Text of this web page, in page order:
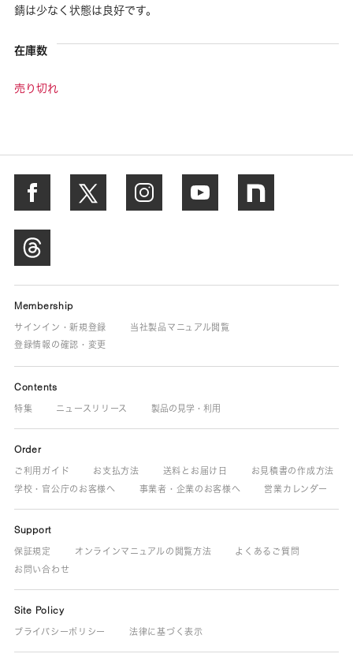
錆は少なく状態は良好です。
在庫数
売り切れ
Membership
サインイン・新規登録
当社製品マニュアル閲覧
登録情報の確認・変更
Contents
特集 ニュースリリース 製品の見学・利用
Order
ご利用ガイド お支払方法 送料とお届け日
お見積書の作成方法
学校・官公庁のお客様へ
事業者・企業のお客様へ 営業カレンダー
Support
保証規定 オンラインマニュアルの閲覧方法
よくあるご質問
お問い合わせ
Site Policy
プライバシーポリシー 法律に基づく表示